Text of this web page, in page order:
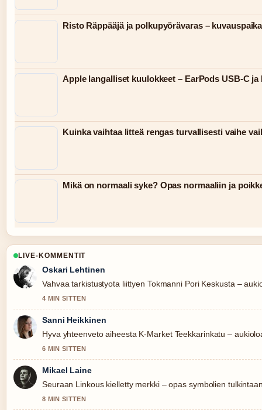
Risto Räppääjä ja polkupyörävaras –
Apple langalliset kuulokkeet – EarPods USB-C
Kuinka vaihtaa litteä rengas turvallisesti vaihe
Mikä on normaali syke? Opas normaaliin ja
LIVE-KOMMENTIT
Oskari Lehtinen
Vahvaa tarkistustyota liittyen Tokmanni Pori Keskusta –
4 MIN SITTEN
Sanni Heikkinen
Hyva yhteenveto aiheesta K-Market Teekkarinkatu –
6 MIN SITTEN
Mikael Laine
Seuraan Linkous kielletty merkki – opas symbolien
8 MIN SITTEN